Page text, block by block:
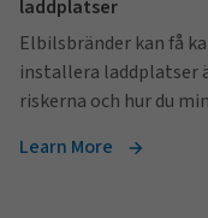
laddplatser
Elbilsbränder kan få
installera laddplatser
riskerna och hur du
Learn More